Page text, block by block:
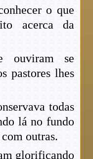
o que
acerca da
ouviram se
pastores lhes
todas
lá no fundo
outras.
glorificando